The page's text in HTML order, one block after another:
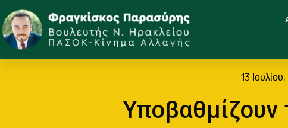
13
Υποβαθμίζουν